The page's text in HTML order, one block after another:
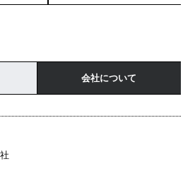
会社について